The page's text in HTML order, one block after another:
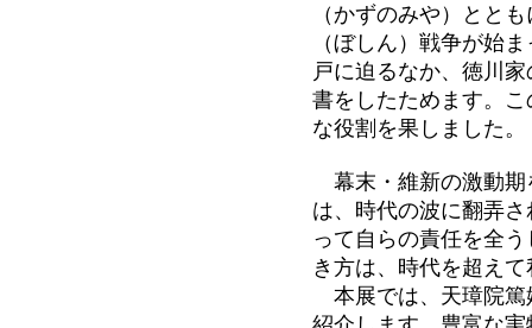
（かずのみや）とと
（ぼしん）戦争が始
戸に迫るなか、徳川
書をしたためます。
な役割を果しました。
幕末・維新の激動期
は、時代の波に翻弄
って自らの責任を全
き方は、時代を超え
本展では、天璋院